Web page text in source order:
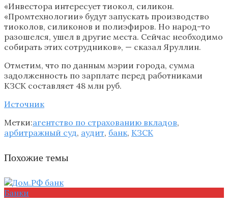
«Инвестора интересует тиокол, силикон.
«Промтехнологии» будут запускать производство
тиоколов, силиконов и полиэфиров. Но народ-то
разошелся, ушел в другие места. Сейчас необходимо
собирать этих сотрудников», — сказал Яруллин.
Отметим, что по данным мэрии города, сумма
задолженность по зарплате перед работниками
КЗСК составляет 48 млн руб.
Источник
Метки:агентство по страхованию вкладов,
арбитражный суд, аудит, банк, КЗСК
Похожие темы
Банки